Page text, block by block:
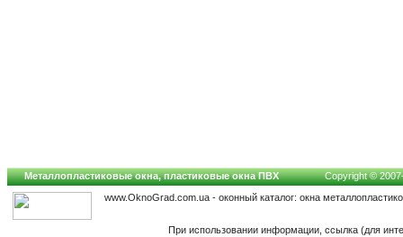
Металлопластиковые окна, пластиковые окна ПВХ
Copyright ©
www.OknoGrad.com.ua - оконный каталог: окна
При использовании информации, ссылка (для